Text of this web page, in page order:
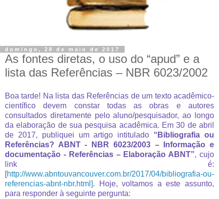
domingo, 28 de maio de 2017
As fontes diretas, o uso do “apud” e a
lista das Referências – NBR 6023/2002
Boa tarde! Na lista das Referências de um texto acadêmico-
científico devem constar todas as obras e autores
consultados diretamente pelo aluno/pesquisador, ao longo
da elaboração de sua pesquisa acadêmica. Em 30 de abril
de 2017, publiquei um artigo intitulado “Bibliografia ou
Referências? ABNT - NBR 6023/2003 – Informação e
documentação - Referências – Elaboração ABNT”, cujo
link é:
[http://www.abntouvancouver.com.br/2017/04/bibliografia-ou-
referencias-abnt-nbr.html]. Hoje, voltamos a este assunto,
para responder à seguinte pergunta: